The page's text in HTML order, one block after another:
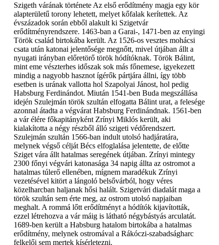
Szigeth várának története Az első erődítmény magja egy kör
alapterületű torony lehetett, melyet kőfalak kerítettek. Az
évszázadok során ebből alakult ki Szigetvár
erődítményrendszere. 1463-ban a Garai-, 1471-ben az enyingi
Török család birtokába került. Az 1526-os vesztes mohácsi
csata után katonai jelentősége megnőtt, mivel útjában állt a
nyugati irányban előretörő török hódítóknak. Török Bálint,
mint eme vészterhes időszak sok más főnemese, igyekezett
mindig a nagyobb hasznot ígérők pártjára állni, így több
esetben is urának vallotta hol Szapolyai Jánost, hol pedig
Habsburg Ferdinándot. Miután 1541-ben Buda megszállása
idején Szulejmán török szultán elfogatta Bálint urat, a felesége
azonnal átadta a végvárat Habsburg Ferdinándnak. 1561-ben
a vár élére főkapitányként Zrínyi Miklós került, aki
kialakította a négy részből álló szigeti védőrendszert.
Szulejmán szultán 1566-ban indult utolsó hadjáratára,
melynek végső célját Bécs elfoglalása jelentette, de előtte
Sziget vára állt hatalmas seregének útjában. Zrínyi mintegy
2300 főnyi végvári katonasága 34 napig állta az ostromot a
hatalmas túlerő ellenében, mígnem maradékuk Zrínyi
vezetésével kitört a lángoló belsővárból, hogy véres
közelharcban haljanak hősi halált. Szigetvári diadalát maga a
török szultán sem érte meg, az ostrom utolsó napjaiban
meghalt. A rommá lőtt erődítményt a hódítók kijavították,
ezzel létrehozva a vár máig is látható négybástyás arculatát.
1689-ben került a Habsburg hatalom birtokába a hatalmas
erődítmény, melynek ostromával a Rákóczi-szabadságharc
felkelői sem mertek kísérletezni.